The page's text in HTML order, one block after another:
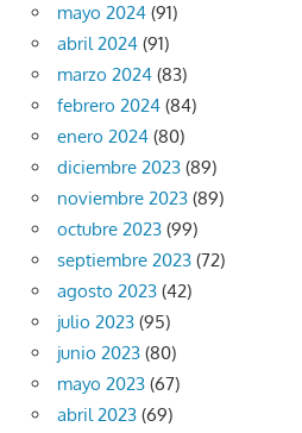
mayo 2024 (91)
abril 2024 (91)
marzo 2024 (83)
febrero 2024 (84)
enero 2024 (80)
diciembre 2023 (89)
noviembre 2023 (89)
octubre 2023 (99)
septiembre 2023 (72)
agosto 2023 (42)
julio 2023 (95)
junio 2023 (80)
mayo 2023 (67)
abril 2023 (69)